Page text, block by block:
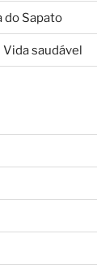
do Sapato
Vida saudável